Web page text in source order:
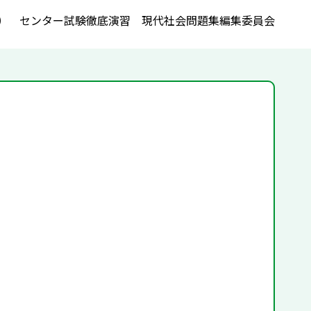
センター試験徹底演習 現代社会問題集編集委員会